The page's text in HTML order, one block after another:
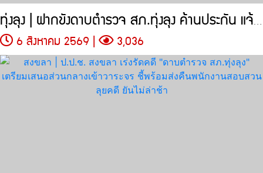
ทุ่งลุง | ฝากขังดาบตำรวจ สภ.ทุ่งลุง ค้านประกัน แจ้งข้อหาเพิ่ม
6 สิงหาคม 2569 | 3,036